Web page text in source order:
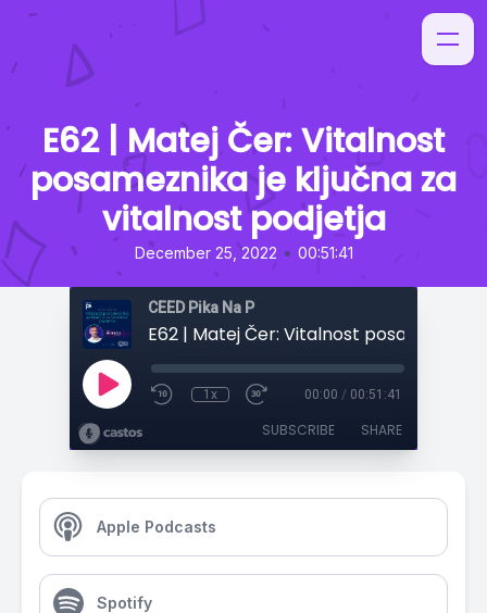
E62 | Matej Čer: Vitalnost
posameznika je ključna za
vitalnost podjetja
December 25, 2022 • 00:51:41
CEED Pika Na P
1x 00:00 / 00:51:41
SUBSCRIBE SHARE
Apple Podcasts
Spotify